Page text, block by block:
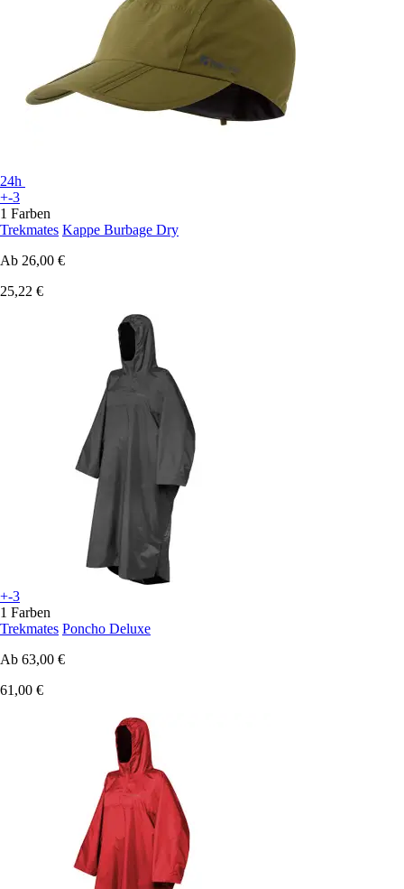
24h
+-3
1 Farben
Trekmates Kappe Burbage Dry
Ab 26,00 €
25,22 €
+-3
1 Farben
Trekmates Poncho Deluxe
Ab 63,00 €
61,00 €